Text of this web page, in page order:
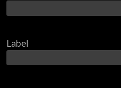
Label